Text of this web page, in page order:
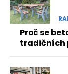
Proč se
tradičních